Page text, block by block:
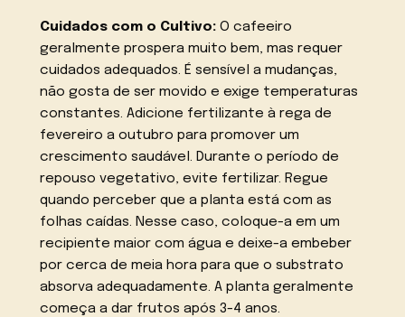
Cuidados com o Cultivo: O cafeeiro
geralmente prospera muito bem, mas requer
cuidados adequados. É sensível a mudanças,
não gosta de ser movido e exige temperaturas
constantes. Adicione fertilizante à rega de
fevereiro a outubro para promover um
crescimento saudável. Durante o período de
repouso vegetativo, evite fertilizar. Regue
quando perceber que a planta está com as
folhas caídas. Nesse caso, coloque-a em um
recipiente maior com água e deixe-a embeber
por cerca de meia hora para que o substrato
absorva adequadamente. A planta geralmente
começa a dar frutos após 3-4 anos.